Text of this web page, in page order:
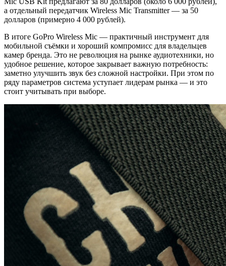
а отдельный передатчик Wireless Mic Transmitter — за 50
долларов (примерно 4 000 рублей).
В итоге GoPro Wireless Mic — практичный инструмент для
мобильной съёмки и хороший компромисс для владельцев
камер бренда. Это не революция на рынке аудиотехники, но
удобное решение, которое закрывает важную потребность:
заметно улучшить звук без сложной настройки. При этом по
ряду параметров система уступает лидерам рынка — и это
стоит учитывать при выборе.